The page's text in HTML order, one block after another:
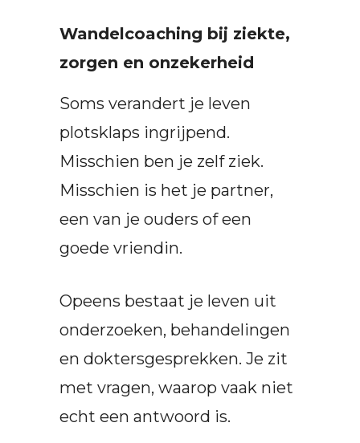
Wandelcoaching bij ziekte,
zorgen en onzekerheid
Soms verandert je leven
plotsklaps ingrijpend.
Misschien ben je zelf ziek.
Misschien is het je partner,
een van je ouders of een
goede vriendin.
Opeens bestaat je leven uit
onderzoeken, behandelingen
en doktersgesprekken. Je zit
met vragen, waarop vaak niet
echt een antwoord is.